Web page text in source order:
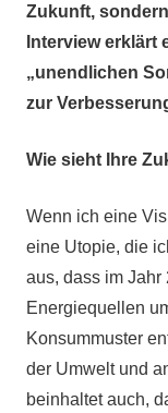
Zukunft,
Interview erklärt
„unendlichen
zur
Wie sieht Ihre
Wenn ich eine
eine Utopie, die
aus, dass im
Energiequellen
Konsummuster
der Umwelt und
beinhaltet auch,